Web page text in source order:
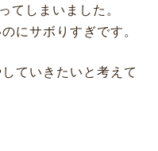
てしまいました。
にサボりすぎです。
ていきたいと考えて